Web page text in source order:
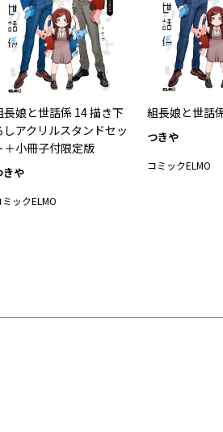
長娘と世話係 14 描き下
しアクリルスタンドセッ
＋小冊子付限定版
きや
ミックELMO
組長娘と世話
つきや
コミックELMO